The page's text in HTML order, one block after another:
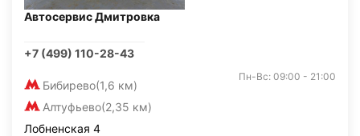
Автосервис Дмитровка
+7 (499) 110-28-43
Бибирево(1,6 км)
Алтуфьево(2,35 км)
Пн-Вс: 09:00 - 21:00
Лобненская 4